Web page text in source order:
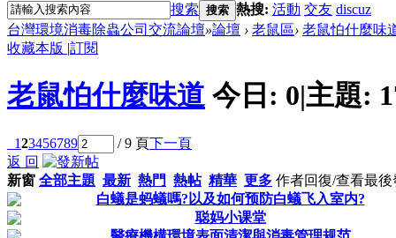
搜索 搜索 熱搜: 活動 交友 discuz
台灣環境消毒除蟲公司交流論壇»論壇 › 老鼠區› 老鼠怕什麼味
收藏本版 |訂閱
老鼠怕什麼味道 今日: 0|主題:
123456789 / 9 頁下一頁
返 回
新窗 全部主題 最新 熱門 熱帖 精華 更多 作者回復/查看最後
白蟻是蚂蟻嗎?以及如何预防白蟻飞入室内?
聪妈小课堂